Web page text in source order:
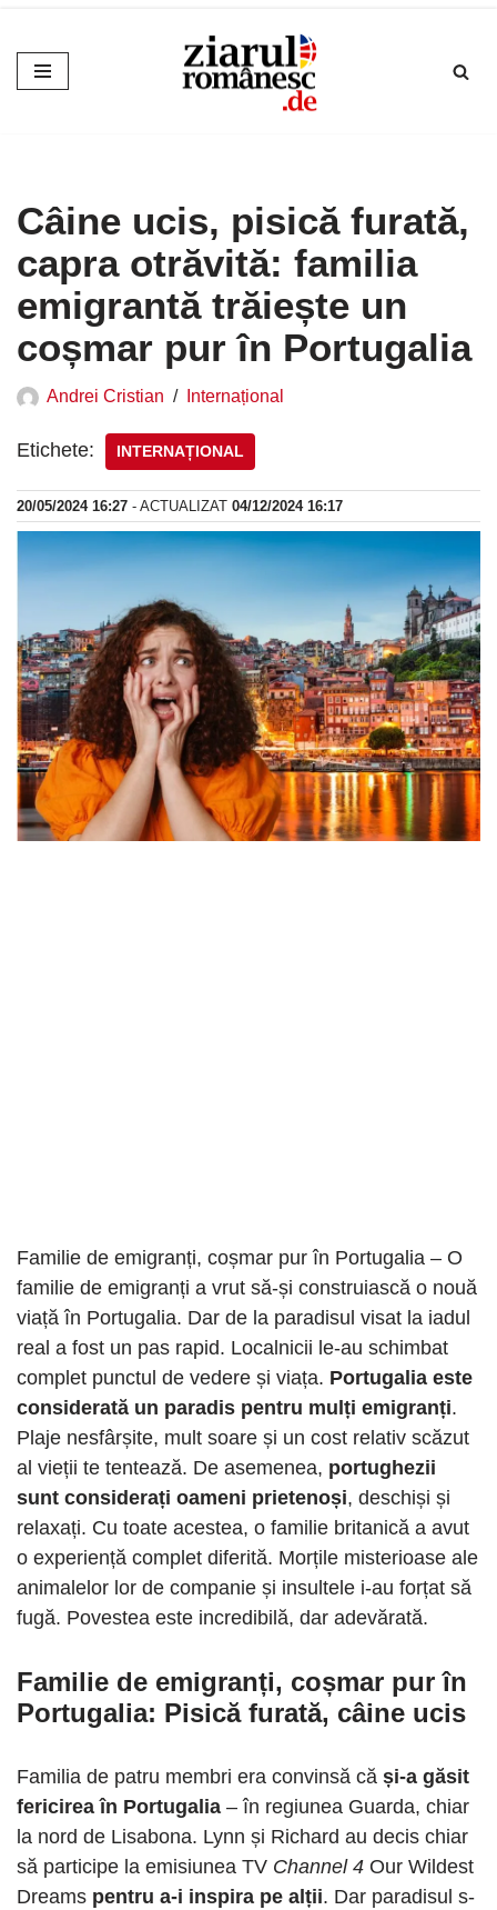
Sari
la
Câine ucis, pisică furată,
capra otrăvită: familia
emigrantă trăiește un
coșmar pur în Portugalia
Andrei Cristian Internațional
Etichete: INTERNAȚIONAL
20/05/2024 16:27 - ACTUALIZAT 04/12/2024 16:17
Familie de emigranți, coșmar pur în Portugalia – O
familie de emigranți a vrut să-și construiască o nouă
viață în Portugalia. Dar de la paradisul visat la iadul
real a fost un pas rapid. Localnicii le-au schimbat
complet punctul de vedere și viața. Portugalia este
considerată un paradis pentru mulți emigranți.
Plaje nesfârșite, mult soare și un cost relativ scăzut
al vieții te tentează. De asemenea, portughezii
sunt considerați oameni prietenoși, deschiși și
relaxați. Cu toate acestea, o familie britanică a avut
o experiență complet diferită. Morțile misterioase ale
animalelor lor de companie și insultele i-au forțat să
fugă. Povestea este incredibilă, dar adevărată.
Familie de emigranți, coșmar pur în
Portugalia: Pisică furată, câine ucis
Familia de patru membri era convinsă că și-a găsit
fericirea în Portugalia – în regiunea Guarda, chiar
la nord de Lisabona. Lynn și Richard au decis chiar
să participe la emisiunea TV Channel 4 Our Wildest
Dreams pentru a-i inspira pe alții. Dar paradisul s-